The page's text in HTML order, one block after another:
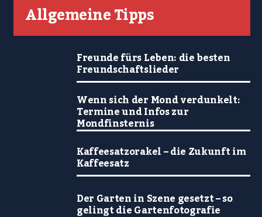
Allgemeine Tipps
Freunde fürs Leben: die besten
Freundschaftslieder
Wenn sich der Mond verdunkelt:
Termine und Infos zur
Mondfinsternis
Kaffeesatzorakel – die Zukunft im
Kaffeesatz
Der Garten in Szene gesetzt – so
gelingt die Gartenfotografie